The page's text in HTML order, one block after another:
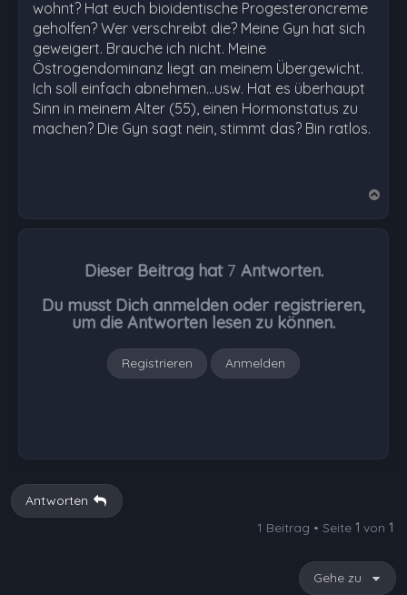
wohnt? Hat euch bioidentische Progesteroncreme
geholfen? Wer verschreibt die? Meine Gyn hat sich
geweigert. Brauche ich nicht. Meine
Östrogendominanz liegt an meinem Übergewicht.
Ich soll einfach abnehmen...usw. Hat es überhaupt
Sinn in meinem Alter (55), einen Hormonstatus zu
machen? Die Gyn sagt nein, stimmt das? Bin ratlos.
Dieser Beitrag hat 7 Antworten.
Du musst Dich anmelden oder registrieren,
um die Antworten lesen zu können.
Registrieren Anmelden
Antworten
1 Beitrag • Seite 1 von 1
Gehe zu